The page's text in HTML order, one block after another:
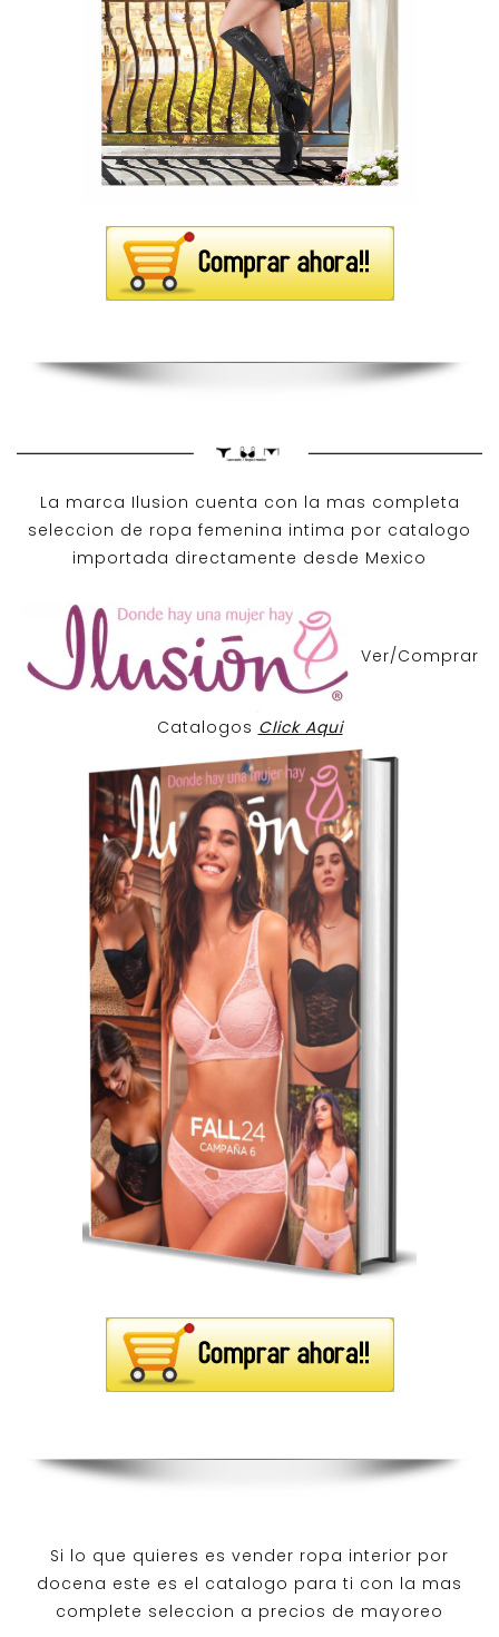
La marca Ilusion cuenta con la mas completa
seleccion de ropa femenina intima por catalogo
importada directamente desde Mexico
Ver/Comprar
Catalogos Click Aqui
Si lo que quieres es vender ropa interior por
docena este es el catalogo para ti con la mas
complete seleccion a precios de mayoreo